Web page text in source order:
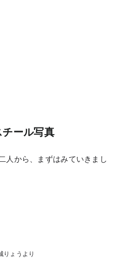
ール写真
から、まずはみていきまし
りょうより